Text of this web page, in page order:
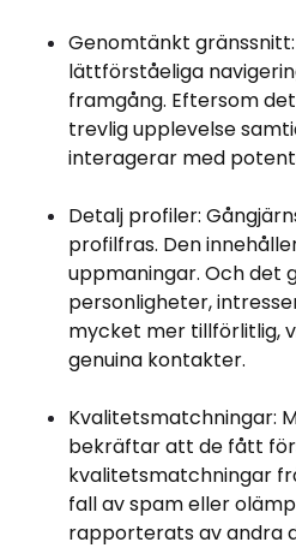
Genomtänkt
lättförståeliga
framgång. Eftersom
trevlig upplevelse
interagerar med
Detalj profiler:
profilfras. Den
uppmaningar. Och det
personligheter,
mycket mer tillförlitlig,
genuina kontakter.
Kvalitetsmatchningar:
bekräftar att de fått
kvalitetsmatchningar
fall av spam eller
rapporterats av andra